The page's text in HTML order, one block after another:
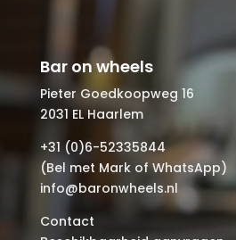
Bar on wheels
Pieter Goedkoopweg 16
2031 EL Haarlem
+31 (0)6-52335844
(Bel met Mark of WhatsApp)
info@baronwheels.nl
Contact